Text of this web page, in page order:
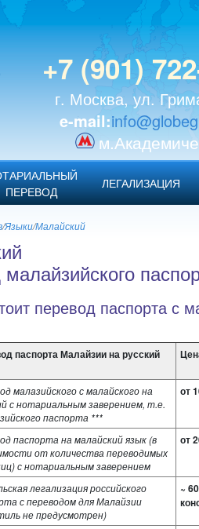
+7 (901)
г. Москва, ул.
e-mail:
ПЕРЕВОД
ЛЕГАЛИЗАЦИЯ
/Языки/Малайский
перевод паспорта с
паспорта Малайзии на русский
малазийского с малайского на
с нотариальным заверением, т.е.
паспорта ***
от
паспорта на малайский язык (в
от количества переводимых
с нотариальным заверением
от
легализация российского
с переводом для Малайзии
не предусмотрен)
~